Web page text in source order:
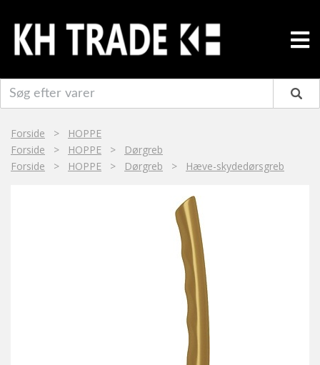
Forside >
HOPPE
Forside > HOPPE >
Dørgreb
Forside > HOPPE > Dørgreb > Hæve-skydedørsgreb